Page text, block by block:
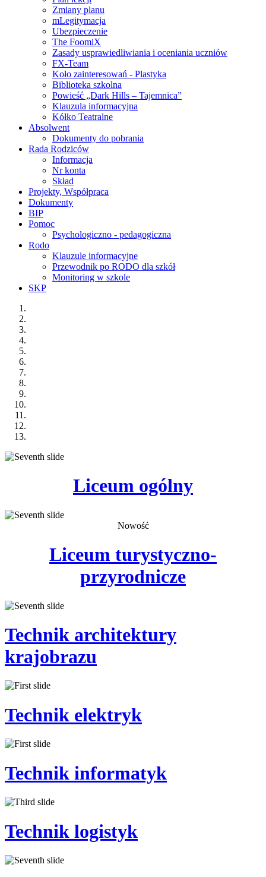
Zmiany planu
mLegitymacja
Ubezpieczenie
The FoomiX
Zasady usprawiedliwiania i oceniania uczniów
FX-Team
Koło zainteresowań - Plastyka
Biblioteka szkolna
Powieść „Dark Hills – Tajemnica”
Klauzula informacyjna
Kółko Teatralne
Absolwent
Dokumenty do pobrania
Rada Rodziców
Informacja
Nr konta
Skład
Projekty, Współpraca
Dokumenty
BIP
Pomoc
Psychologiczno - pedagogiczna
Rodo
Klauzule informacyjne
Przewodnik po RODO dla szkół
Monitoring w szkole
SKP
Liceum ogólny
Nowość
Liceum turystyczno-
przyrodnicze
Technik architektury
krajobrazu
Technik elektryk
Technik informatyk
Technik logistyk